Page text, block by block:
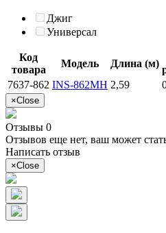
Код
товара
Модель Длина (м)
7637-862 INS-862MH 2,59
×Close
Джиг
Универсал
Отзывы 0
Отзывов еще нет, ваш может
Написать отзыв
×Close